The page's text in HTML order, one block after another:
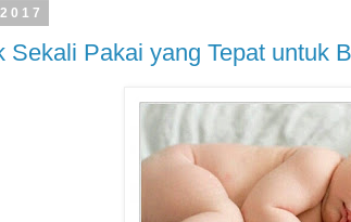
Sekali Pakai yang Tepat untuk